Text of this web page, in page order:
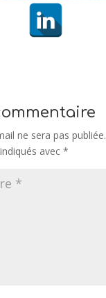
ne sera pas publiée.
avec *